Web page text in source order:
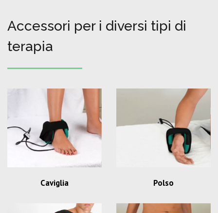
Accessori per i diversi tipi di
terapia
Caviglia Polso